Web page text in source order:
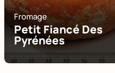
Fromage
Petit Fiancé Des
Pyrénées